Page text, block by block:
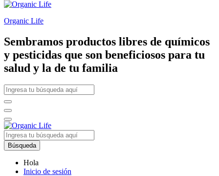
Organic Life
Sembramos productos libres de químicos
y pesticidas que son beneficiosos para tu
salud y la de tu familia
Búsqueda
Hola
Inicio de sesión